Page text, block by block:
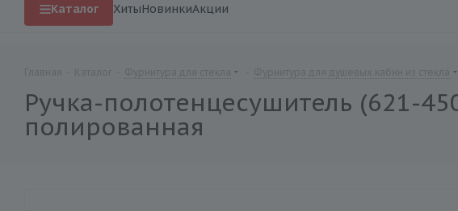
Каталог ХитыНовинкиАкции
Ручка-полотенцесушитель (621-
полированная